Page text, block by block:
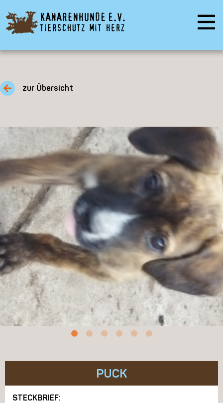
zur Übersicht
PUCK
STECKBRIEF: